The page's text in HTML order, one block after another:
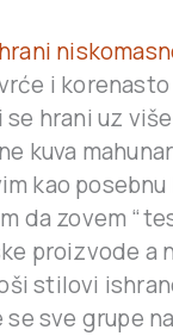
i
se hrani uz
kuva
kao
da zovem
proizvode a
stilovi
se sve grupe